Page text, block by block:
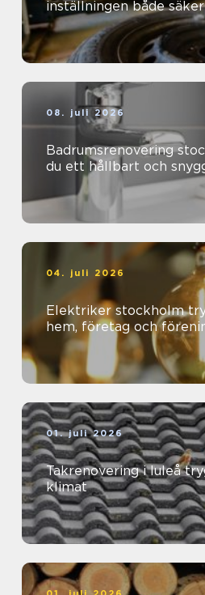
inställningen både
08. juli 2026
Badrumsrenovering stockholm
du ett hållbart och
04. juli 2026
Elektriker stockholm trygg elhjälp för
hem, företag och
01. juli 2026
Takrenovering i luleå tryggt tak för tufft
klimat